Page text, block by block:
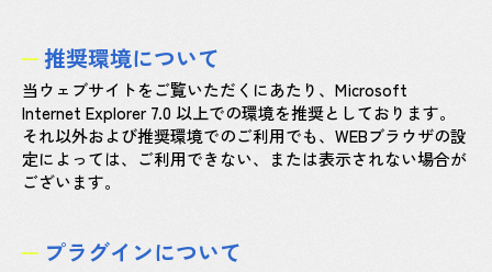
推奨環境について
当ウェブサイトをご覧いただくにあたり、Microsoft
Internet Explorer 7.0 以上での環境を推奨としております。
それ以外および推奨環境でのご利用でも、WEBブラウザの設
定によっては、ご利用できない、または表示されない場合が
ございます。
プラグインについて